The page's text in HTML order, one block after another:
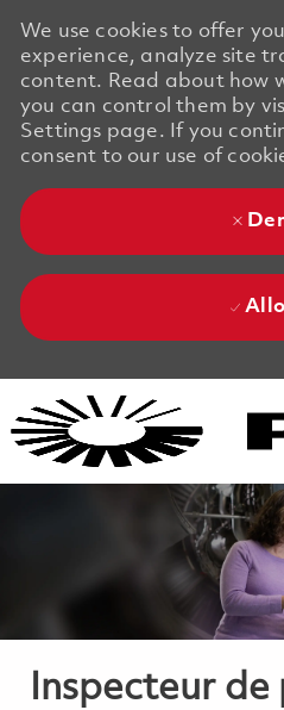
We use cookies to offer
experience, analyze site
content. Read about how
you can control them by
Settings page. If you
consent to our use of
Inspecteur de